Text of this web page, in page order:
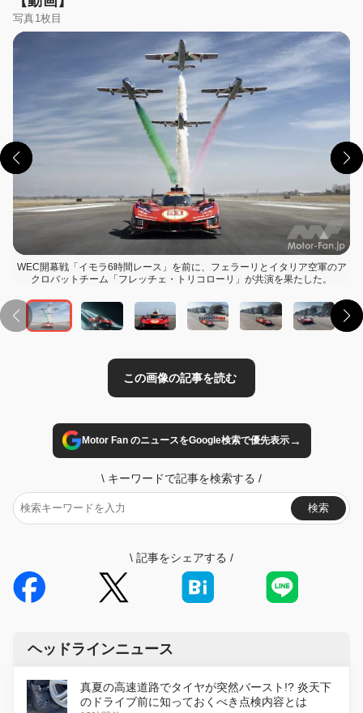
写真1枚目
WEC開幕戦「イモラ6時間レース」を前に、フェラーリとイタリア空軍のア
クロバットチーム「フレッチェ・トリコローリ」が共演を果たした。
この画像の記事を読む
Motor Fan のニュースをGoogle検索で優先表示→
\ キーワードで記事を検索する /
検索
\ 記事をシェアする /
ヘッドラインニュース
真夏の高速道路でタイヤが突然バースト!? 炎天下
のドライブ前に知っておくべき点検内容とは